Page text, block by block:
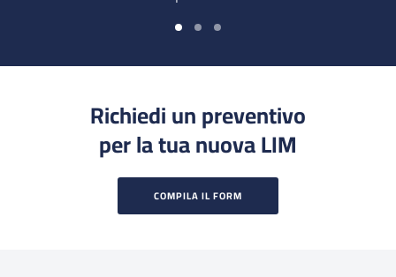
Richiedi un preventivo
per la tua nuova LIM
COMPILA IL FORM